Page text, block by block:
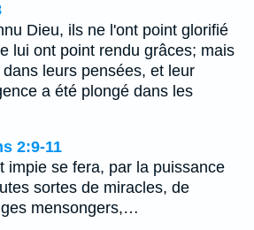
Dieu, ils ne l'ont point glorifié
lui ont point rendu grâces; mais
leurs pensées, et leur
a été plongé dans les
2:9-11
impie se fera, par la puissance
sortes de miracles, de
mensongers,…